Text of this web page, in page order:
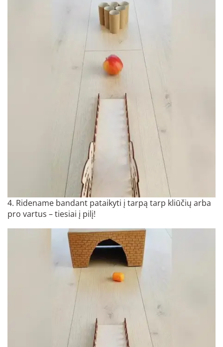
4. Ridename bandant pataikyti į tarpą tarp kliūčių arba
pro vartus – tiesiai į pilį!